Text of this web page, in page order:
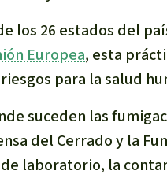
los 26 estados del
Europea, esta
para la salud
suceden las
del Cerrado y la
laboratorio, la